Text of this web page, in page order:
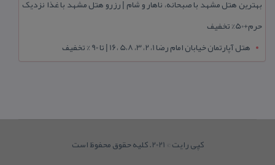
بهترین هتل مشهد با صبحانه، ناهار و شام | رزرو هتل مشهد با غذا نزدیک
حرم+50% تخفیف
هتل آپارتمان خیابان امام رضا 1، 2، 3، 5،8 ،16 | تا 90 % تخفیف
کپی رایت © 2021. کلیه حقوق محفوظ است